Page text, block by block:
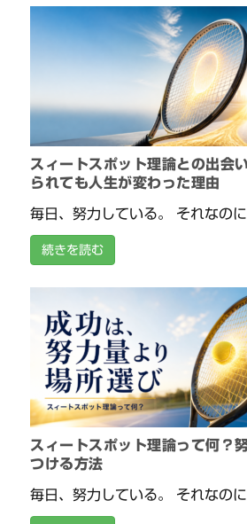
スィートスポット理論との出会
られても人生が変わった理由
毎日、努力している。 それなの
続きを読む
スィートスポット理論って何？
つける方法
毎日、努力している。 それなの